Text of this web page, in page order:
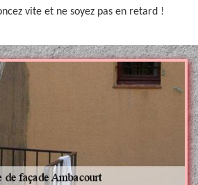
vite et ne soyez pas en retard !